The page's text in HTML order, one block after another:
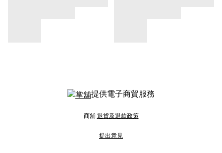
提供電子商貿服務
商舖 退貨及退款政策
提出意見